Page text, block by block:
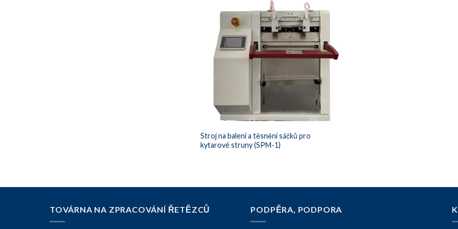
Stroj na balení a těsnění sáčků pro
kytarové struny (SPM-1)
TOVÁRNA NA ZPRACOVÁNÍ ŘETĚZCŮ PODPĚRA, PODPORA